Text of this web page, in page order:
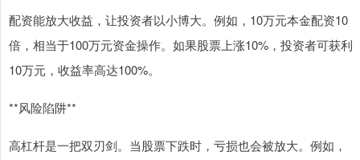
配资能放大收益，让投资者以小博大。例如，10万元本金配资10
倍，相当于100万元资金操作。如果股票上涨10%，投资者可获利
10万元，收益率高达100%。
**风险陷阱**
高杠杆是一把双刃剑。当股票下跌时，亏损也会被放大。例如，